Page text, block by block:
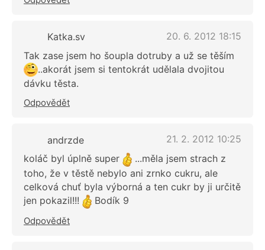
Katka.sv
20. 6. 2012 18:15
Tak zase jsem ho šoupla dotruby a už se těším
..akorát jsem si tentokrát udělala dvojitou
dávku těsta.
Odpovědět
andrzde
21. 2. 2012 10:25
koláč byl úplně super
...měla jsem strach z
toho, že v těstě nebylo ani zrnko cukru, ale
celková chuť byla výborná a ten cukr by ji určitě
jen pokazil!!!
Bodík 9
Odpovědět